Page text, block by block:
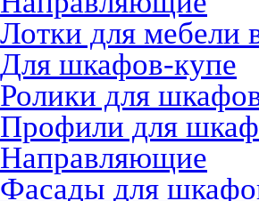
Лотки для мебели
Для шкафов-купе
Ролики для
Профили для
Направляющие
Фасады для